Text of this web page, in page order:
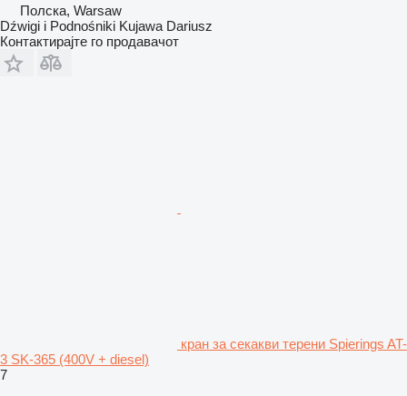
Полска, Warsaw
Dźwigi i Podnośniki Kujawa Dariusz
Контактирајте го продавачот
кран за секакви терени Spierings AT-
3 SK-365 (400V + diesel)
7